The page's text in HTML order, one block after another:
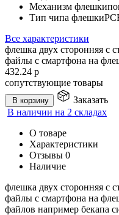
Механизм флешки
Тип чипа флешки
Все характеристики
флешка двух сторонняя с
файлы с смартфона на
432.24 р
сопутствующие товары
В корзину
Заказать
В наличии на 2 складах
О товаре
Характеристики
Отзывы 0
Наличие
флешка двух сторонняя с
файлы с смартфона на
файлов например бекапа